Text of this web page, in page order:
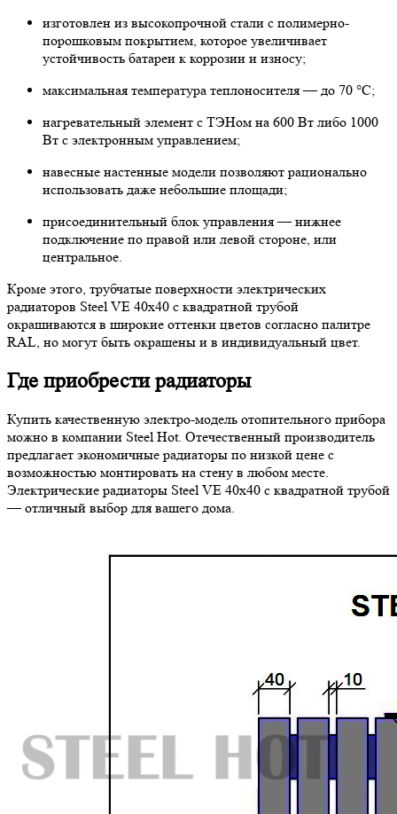
изготовлен из высокопрочной стали с полимерно-
порошковым покрытием, которое увеличивает
устойчивость батареи к коррозии и износу;
максимальная температура теплоносителя — до 70 °C;
нагревательный элемент с ТЭНом на 600 Вт либо 1000
Вт с электронным управлением;
навесные настенные модели позволяют рационально
использовать даже небольшие площади;
присоединительный блок управления — нижнее
подключение по правой или левой стороне, или
центральное.
Кроме этого, трубчатые поверхности электрических
радиаторов Steel VE 40х40 с квадратной трубой
окрашиваются в широкие оттенки цветов согласно палитре
RAL, но могут быть окрашены и в индивидуальный цвет.
Где приобрести радиаторы
Купить качественную электро-модель отопительного прибора
можно в компании Steel Hot. Отечественный производитель
предлагает экономичные радиаторы по низкой цене с
возможностью монтировать на стену в любом месте.
Электрические радиаторы Steel VE 40х40 с квадратной трубой
— отличный выбор для вашего дома.